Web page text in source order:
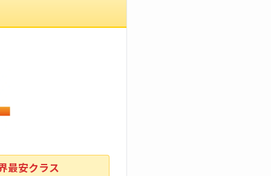
最安クラス